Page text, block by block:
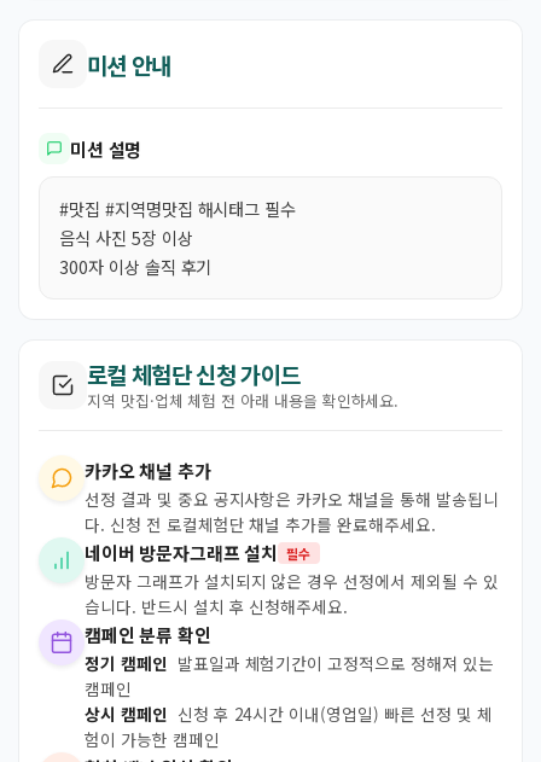
미션 안내
미션 설명
#맛집 #지역명맛집 해시태그 필수
음식 사진 5장 이상
300자 이상 솔직 후기
로컬 체험단 신청 가이드
지역 맛집·업체 체험 전 아래 내용을 확인하세요.
카카오 채널 추가
선정 결과 및 중요 공지사항은 카카오 채널을 통해 발송됩니
다. 신청 전 로컬체험단 채널 추가를 완료해주세요.
네이버 방문자그래프 설치 필수
방문자 그래프가 설치되지 않은 경우 선정에서 제외될 수 있
습니다. 반드시 설치 후 신청해주세요.
캠페인 분류 확인
정기 캠페인 발표일과 체험기간이 고정적으로 정해져 있는
캠페인
상시 캠페인 신청 후 24시간 이내(영업일) 빠른 선정 및 체
험이 가능한 캠페인